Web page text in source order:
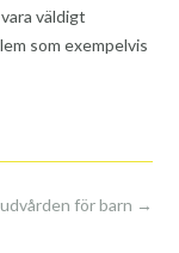
väldigt
som exempelvis
för barn →